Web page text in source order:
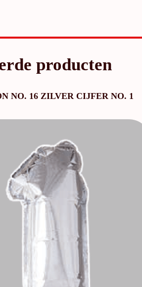
producten
NO. 16 ZILVER CIJFER NO. 1